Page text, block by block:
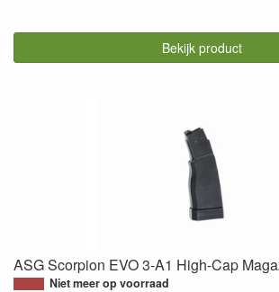
Bekijk product
ASG Scorpion EVO 3-A1 High-Cap
Niet meer op voorraad